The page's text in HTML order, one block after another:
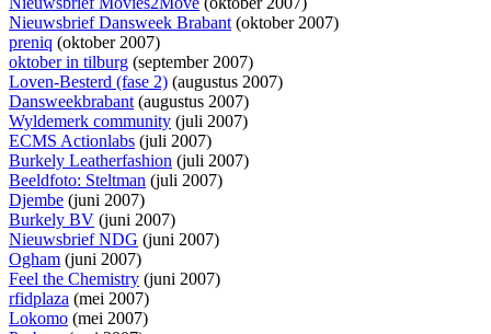
Nieuwsbrief Dansweek Brabant(oktober 2007)
preniq (oktober 2007)
oktober in tilburg (september 2007)
Loven-Besterd (fase 2) (augustus 2007)
Dansweekbrabant(augustus 2007)
Wyldemerk community (juli 2007)
ECMS Actionlabs (juli 2007)
Burkely Leatherfashion (juli 2007)
Beeldfoto: Steltman (juli 2007)
Djembe (juni 2007)
Burkely BV (juni 2007)
Nieuwsbrief NDG (juni 2007)
Ogham (juni 2007)
Feel the Chemistry (juni 2007)
rfidplaza (mei 2007)
Lokomo (mei 2007)